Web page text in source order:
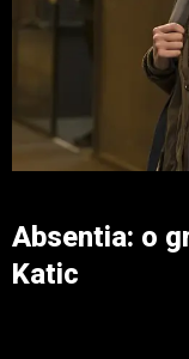
Absentia: o
Katic